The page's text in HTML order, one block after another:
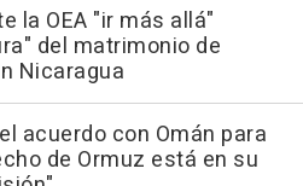
la OEA "ir más allá"
del matrimonio de
Nicaragua
acuerdo con Omán para
de Ormuz está en su